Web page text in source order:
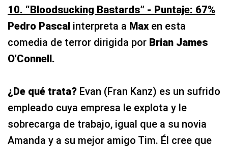
10. “Bloodsucking Bastards” - Puntaje: 67%
Pedro Pascal interpreta a Max en esta
comedia de terror dirigida por Brian James
O’Connell.
¿De qué trata? Evan (Fran Kanz) es un sufrido
empleado cuya empresa le explota y le
sobrecarga de trabajo, igual que a su novia
Amanda y a su mejor amigo Tim. Él cree que